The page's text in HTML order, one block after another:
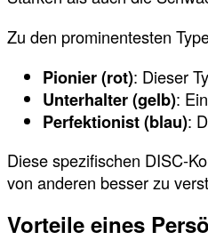
Zu den prominentesten
Pionier (rot): Dieser
Unterhalter (gelb):
Perfektionist (blau):
Diese spezifischen DISC-
von anderen besser zu
Vorteile eines